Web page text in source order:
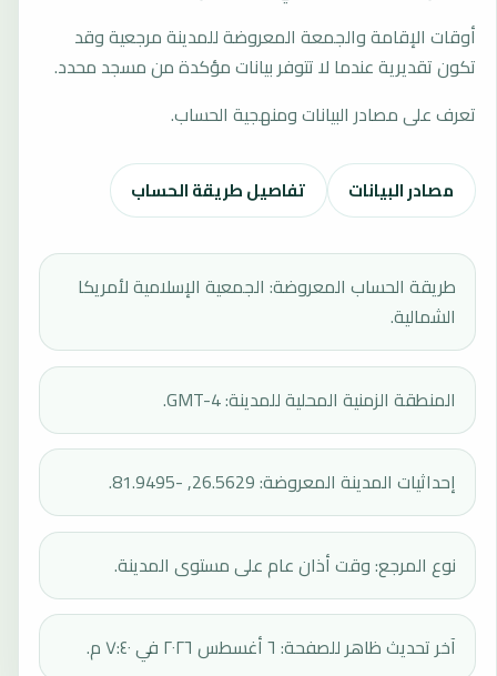
أوقات الإقامة والجمعة المعروضة للمدينة مرجعية وقد
تكون تقديرية عندما لا تتوفر بيانات مؤكدة من مسجد محدد.
تعرف على مصادر البيانات ومنهجية الحساب.
مصادر البيانات تفاصيل طريقة الحساب
طريقة الحساب المعروضة: الجمعية الإسلامية لأمريكا
الشمالية.
المنطقة الزمنية المحلية للمدينة: GMT-4.
إحداثيات المدينة المعروضة: 26.5629, -81.9495.
نوع المرجع: وقت أذان عام على مستوى المدينة.
آخر تحديث ظاهر للصفحة: ٦ أغسطس ٢٠٢٦ في ٧:٤٠ م.